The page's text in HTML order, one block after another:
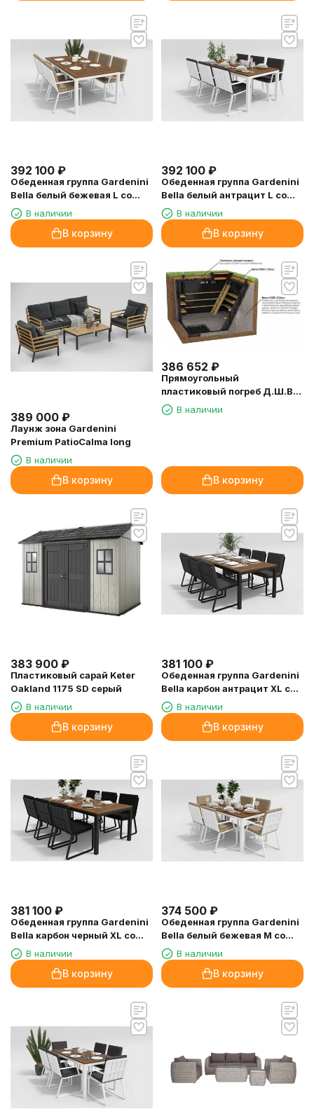
392 100 ₽
Обеденная группа Gardenini
Bella белый бежевая L со
стульями Voglie
В наличии
В корзину
392 100 ₽
Обеденная группа Gardenini
Bella белый антрацит L со
стульями Voglie
В наличии
В корзину
389 000 ₽
Лаунж зона Gardenini
Premium PatioCalma long
В наличии
В корзину
386 652 ₽
Прямоугольный
пластиковый погреб Д.Ш.В.
5000-3000-2000
В наличии
В корзину
383 900 ₽
Пластиковый сарай Keter
Oakland 1175 SD серый
В наличии
В корзину
381 100 ₽
Обеденная группа Gardenini
Bella карбон антрацит XL со
стульями Voglie
В наличии
В корзину
381 100 ₽
Обеденная группа Gardenini
Bella карбон черный XL со
стульями Voglie
В наличии
В корзину
374 500 ₽
Обеденная группа Gardenini
Bella белый бежевая M со
стульями Voglie
В наличии
В корзину